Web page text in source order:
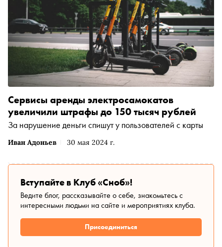
Иван Адоньев 30 мая 2024 г.
Сервисы аренды электросамокатов
увеличили штрафы до 150 тысяч рублей
За нарушение деньги спишут у пользователей с карты
Вступайте в Клуб «Сноб»!
Ведите блог, рассказывайте о себе, знакомьтесь с
интересными людьми на сайте и мероприятиях клуба.
Присоединиться